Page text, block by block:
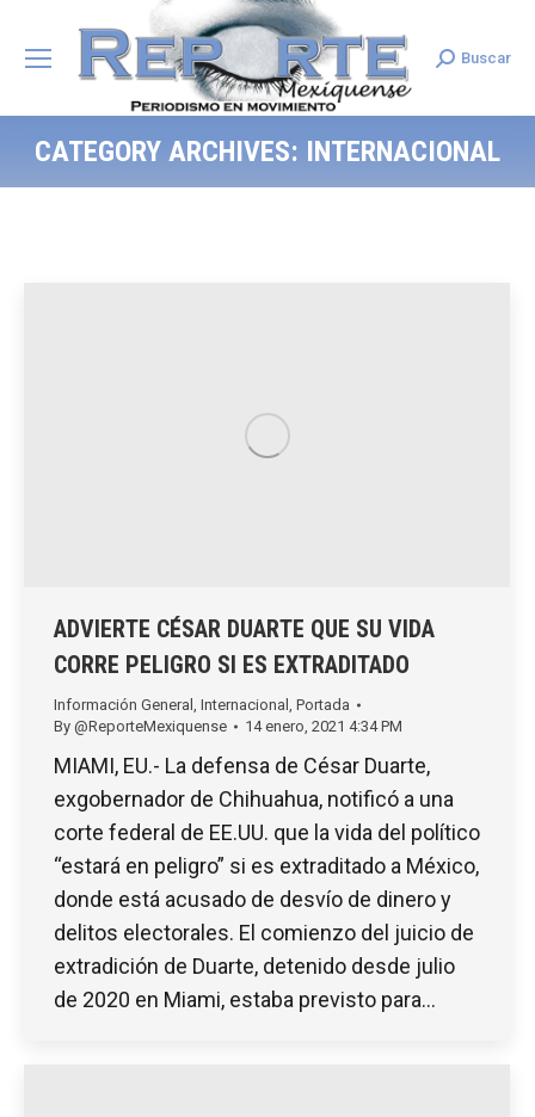
Search:
Buscar
CATEGORY ARCHIVES: INTERNACIONAL
ADVIERTE CÉSAR DUARTE QUE SU VIDA
CORRE PELIGRO SI ES EXTRADITADO
Información General Internacional
Portada
By @ReporteMexiquense 14 enero, 2021 4:34 PM
MIAMI, EU.- La defensa de César Duarte,
exgobernador de Chihuahua, notificó a una
corte federal de EE.UU. que la vida del político
“estará en peligro” si es extraditado a México,
donde está acusado de desvío de dinero y
delitos electorales. El comienzo del juicio de
extradición de Duarte, detenido desde julio
de 2020 en Miami, estaba previsto para…